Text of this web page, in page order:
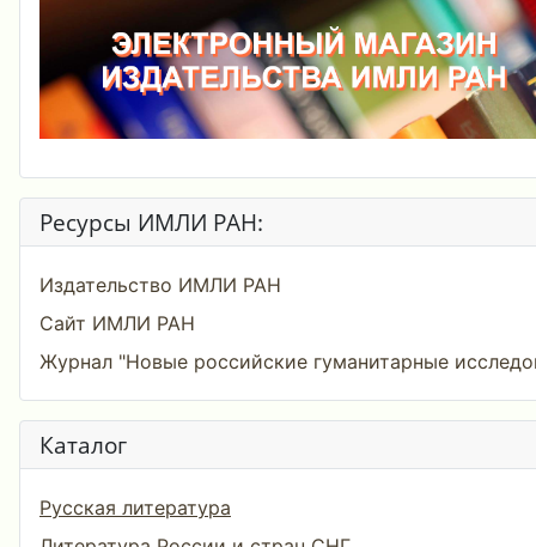
Ресурсы ИМЛИ РАН:
Издательство ИМЛИ РАН
Сайт ИМЛИ РАН
Журнал "Новые российские гуманитарные
Каталог
Русская литература